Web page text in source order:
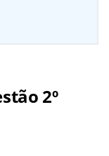
2º